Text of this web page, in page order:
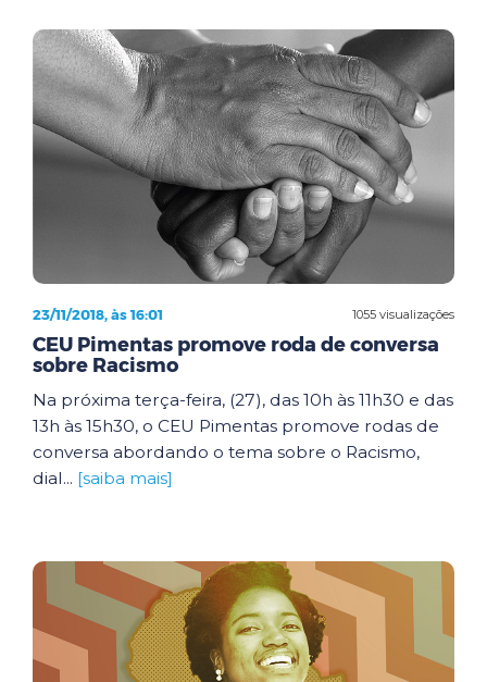
1055 visualizações
23/11/2018, às 16:01
CEU Pimentas promove roda de conversa
sobre Racismo
Na próxima terça-feira, (27), das 10h às 11h30 e das
13h às 15h30, o CEU Pimentas promove rodas de
conversa abordando o tema sobre o Racismo,
dial... [saiba mais]